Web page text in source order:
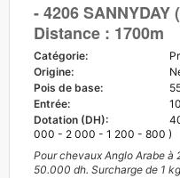
- 4206
Distance : 1700m
Catégorie:
Origine:
Pois de base:
Entrée:
Dotation (DH):
000 - 2 000 - 1 200 - 800 )
Pour chevaux Anglo Arabe à
50.000 dh. Surcharge de 1